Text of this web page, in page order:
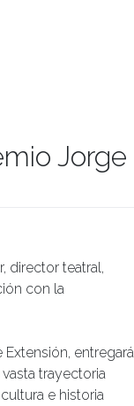
Jorge
director teatral,
con la
entregará
trayectoria
e historia